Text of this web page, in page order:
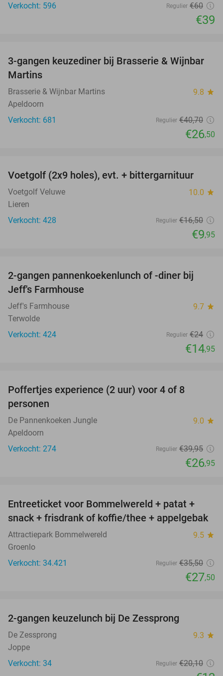
Verkocht: 596
Regulier €60
€39
35%
3-gangen keuzediner bij Brasserie & Wijnbar
Martins
Brasserie & Wijnbar Martins 9.8 star
Apeldoorn
Verkocht: 681
Regulier €40,70
€26,50
40%
Voetgolf (2x9 holes), evt. + bittergarnituur
Voetgolf Veluwe 10.0 star
Lieren
Verkocht: 428
Regulier €16,50
€9,95
38%
2-gangen pannenkoekenlunch of -diner bij
Jeff's Farmhouse
Jeff's Farmhouse 9.7 star
Terwolde
Verkocht: 424
Regulier €24
€14,95
Poffertjes experience (2 uur) voor 4 of 8
personen
De Pannenkoeken Jungle 9.0 star
Apeldoorn
Verkocht: 274
Regulier €39,95
€26,95
23%
Entreeticket voor Bommelwereld + patat +
snack + frisdrank of koffie/thee + appelgebak
Attractiepark Bommelwereld 9.5 star
Groenlo
Verkocht: 34.421
Regulier €35,50
€27,50
2-gangen keuzelunch bij De Zessprong
De Zessprong 9.3 star
Joppe
Verkocht: 34
Regulier €20,10